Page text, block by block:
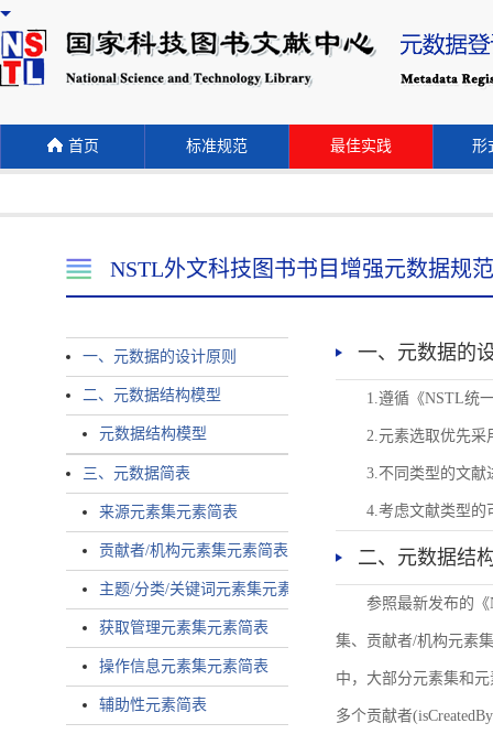
首页 标准规范 最佳实践 形
NSTL外文科技图书书目增强元数据规范
一、元数据的设计原则
二、元数据结构模型
元数据结构模型
三、元数据简表
来源元素集元素简表
贡献者/机构元素集元素简表
主题/分类/关键词元素集元素简表
获取管理元素集元素简表
操作信息元素集元素简表
辅助性元素简表
一、元数据的
1.遵循《NSTL统
2.元素选取优先采
3.不同类型的文献
4.考虑文献类型的
二、元数据结
参照最新发布的
集、贡献者/机构元素
中，大部分元素集和
多个贡献者